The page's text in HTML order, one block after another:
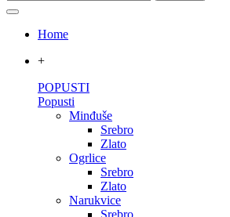
Home
+
POPUSTI
Popusti
Minđuše
Srebro
Zlato
Ogrlice
Srebro
Zlato
Narukvice